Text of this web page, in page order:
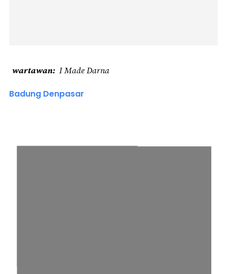
wartawan I Made Darna
Badung Denpasar